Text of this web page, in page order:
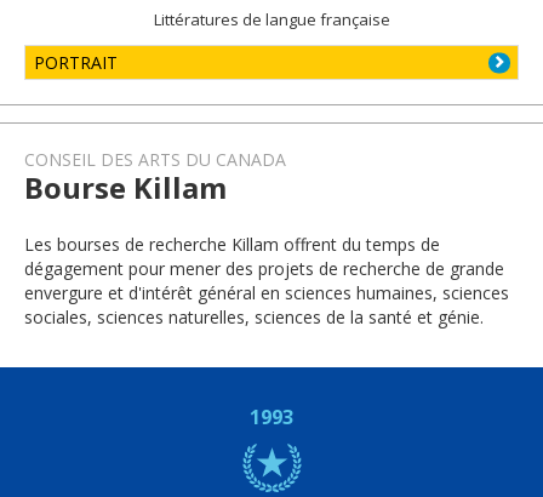
Littératures de langue française
PORTRAIT
CONSEIL DES ARTS DU CANADA
Bourse Killam
Les bourses de recherche Killam offrent du temps de
dégagement pour mener des projets de recherche de grande
envergure et d'intérêt général en sciences humaines, sciences
sociales, sciences naturelles, sciences de la santé et génie.
1993